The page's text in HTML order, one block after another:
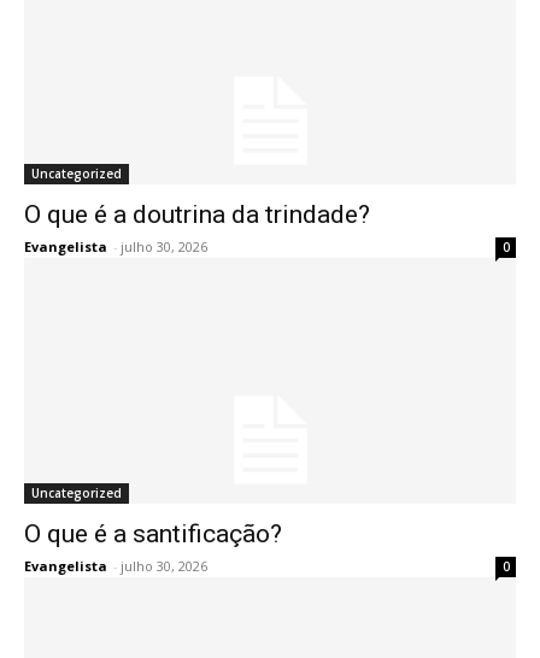
Uncategorized
O que é a doutrina da trindade?
Evangelista - julho 30, 2026 0
Uncategorized
O que é a santificação?
Evangelista - julho 30, 2026 0